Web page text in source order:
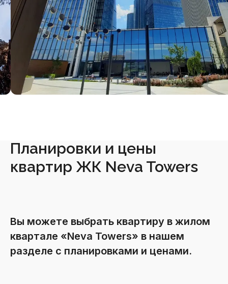
Планировки и цены
квартир ЖК Neva Towers
Вы можете выбрать квартиру в жилом
квартале «Neva Towers» в нашем
разделе с планировками и ценами.